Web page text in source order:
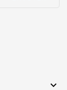
